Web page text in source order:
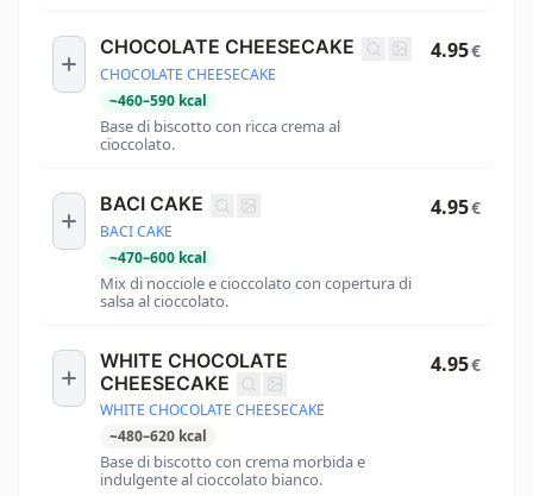
CHOCOLATE CHEESECAKE
CHOCOLATE CHEESECAKE
~460–590 kcal
Base di biscotto con ricca crema al
cioccolato.
4.95€
BACI CAKE
BACI CAKE
~470–600 kcal
Mix di nocciole e cioccolato con copertura di
salsa al cioccolato.
4.95€
WHITE CHOCOLATE
CHEESECAKE
WHITE CHOCOLATE CHEESECAKE
~480–620 kcal
Base di biscotto con crema morbida e
indulgente al cioccolato bianco.
4.95€